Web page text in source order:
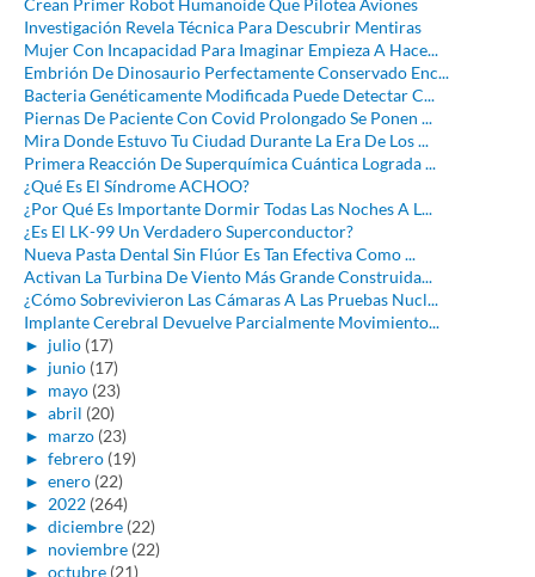
Investigación Revela Técnica Para Descubrir Mentiras
Mujer Con Incapacidad Para Imaginar Empieza A Hace...
Embrión De Dinosaurio Perfectamente Conservado Enc...
Bacteria Genéticamente Modificada Puede Detectar C...
Piernas De Paciente Con Covid Prolongado Se Ponen ...
Mira Donde Estuvo Tu Ciudad Durante La Era De Los ...
Primera Reacción De Superquímica Cuántica Lograda ...
¿Qué Es El Síndrome ACHOO?
¿Por Qué Es Importante Dormir Todas Las Noches A L...
¿Es El LK-99 Un Verdadero Superconductor?
Nueva Pasta Dental Sin Flúor Es Tan Efectiva Como ...
Activan La Turbina De Viento Más Grande Construida...
¿Cómo Sobrevivieron Las Cámaras A Las Pruebas Nucl...
Implante Cerebral Devuelve Parcialmente Movimiento...
► julio (17)
► junio (17)
► mayo (23)
► abril (20)
► marzo (23)
► febrero (19)
► enero (22)
► 2022 (264)
► diciembre (22)
► noviembre (22)
► octubre (21)